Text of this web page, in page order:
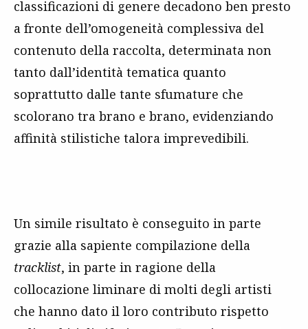
classificazioni di genere decadono ben presto
a fronte dell’omogeneità complessiva del
contenuto della raccolta, determinata non
tanto dall’identità tematica quanto
soprattutto dalle tante sfumature che
scolorano tra brano e brano, evidenziando
affinità stilistiche talora imprevedibili.
Un simile risultato è conseguito in parte
grazie alla sapiente compilazione della
tracklist, in parte in ragione della
collocazione liminare di molti degli artisti
che hanno dato il loro contributo rispetto